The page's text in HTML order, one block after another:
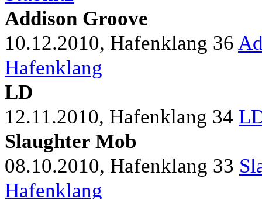
Addison Groove
10.12.2010, Hafenklang 36
Hafenklang
LD
12.11.2010, Hafenklang 34
Slaughter Mob
08.10.2010, Hafenklang 33
Hafenklang